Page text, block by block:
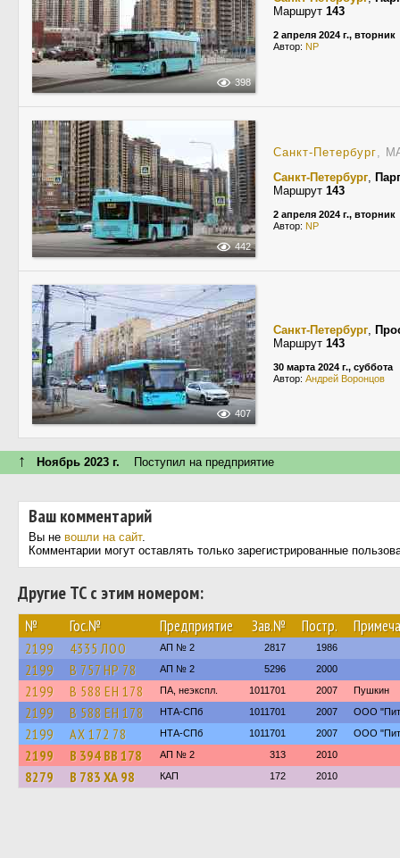
398
Маршрут 143
2 апреля 2024 г., вторник
Автор: NP
442
Санкт-Петербург,
Санкт-Петербург,
Маршрут 143
2 апреля 2024 г., вторник
Автор: NP
407
Санкт-Петербург,
Маршрут 143
30 марта 2024 г., суббота
Автор: Андрей Воронцов
↑ Ноябрь 2023 г. Поступил на предприятие
Ваш комментарий
Вы не вошли на сайт.
Комментарии могут оставлять только зарегистрированные
Другие ТС с этим номером:
№ Гос.№ Предприятие Зав.№ Постр.
2199 4335 ЛОО АП № 2 2817 1986
2199 В 757 НР 78 АП № 2 5296 2000
2199 В 588 ЕН 178 ПА, неэкспл. 1011701 2007 Пушкин
2199 В 588 ЕН 178 НТА-СПб 1011701 2007 ООО
2199 АХ 172 78 НТА-СПб 1011701 2007 ООО
2199 В 394 ВВ 178 АП № 2 313 2010
8279 В 783 ХА 98 КАП 172 2010